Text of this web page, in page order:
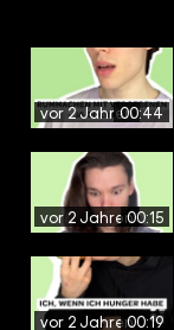
vor 2 Jahren00:44
vor 2 Jahren00:15
vor 2 Jahren00:19